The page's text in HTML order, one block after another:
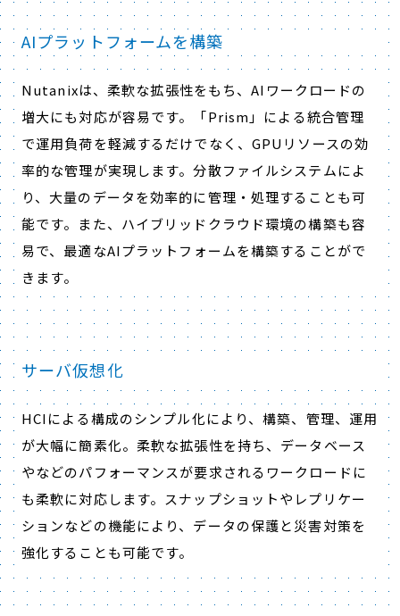
AIプラットフォームを構築
Nutanixは、柔軟な拡張性をもち、AIワークロードの
増大にも対応が容易です。「Prism」による統合管理
で運用負荷を軽減するだけでなく、GPUリソースの効
率的な管理が実現します。分散ファイルシステムによ
り、大量のデータを効率的に管理・処理することも可
能です。また、ハイブリッドクラウド環境の構築も容
易で、最適なAIプラットフォームを構築することがで
きます。
サーバ仮想化
HCIによる構成のシンプル化により、構築、管理、運用
が大幅に簡素化。柔軟な拡張性を持ち、データベース
やなどのパフォーマンスが要求されるワークロードに
も柔軟に対応します。スナップショットやレプリケー
ションなどの機能により、データの保護と災害対策を
強化することも可能です。